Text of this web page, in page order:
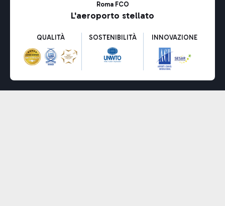
Roma FCO
L'aeroporto stellato
QUALITÀ SOSTENIBILITÀ INNOVAZIONE